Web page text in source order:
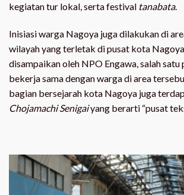
kegiatan tur lokal, serta festival tanabata.
Inisiasi warga Nagoya juga dilakukan di
wilayah yang terletak di pusat kota
disampaikan oleh NPO Engawa, salah satu
bekerja sama dengan warga di area
bagian bersejarah kota Nagoya juga
Chojamachi Senigaiyang berarti “pusat